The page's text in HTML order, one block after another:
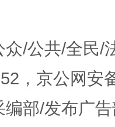
众/公共/全民/
，京公网安
部/发布广